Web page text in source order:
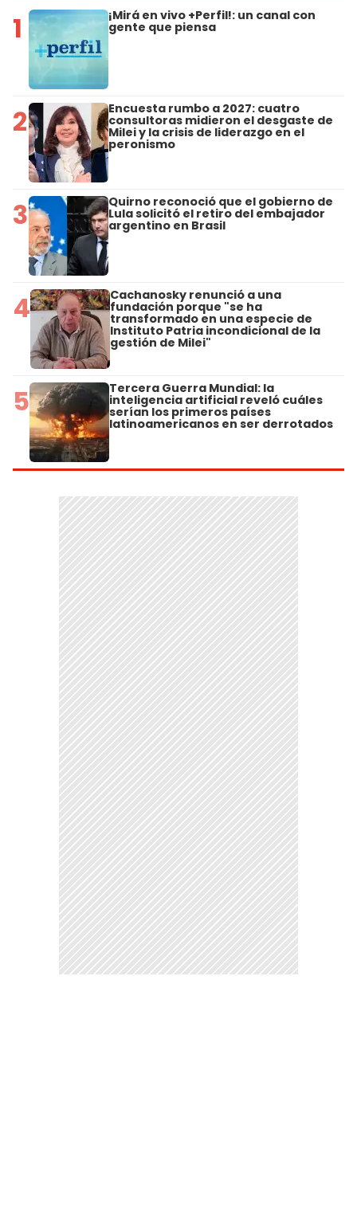
1 ¡Mirá en vivo +Perfil!: un canal con
gente que piensa
2 Encuesta rumbo a 2027: cuatro
consultoras midieron el desgaste de
Milei y la crisis de liderazgo en el
peronismo
3 Quirno reconoció que el gobierno de
Lula solicitó el retiro del embajador
argentino en Brasil
4 Cachanosky renunció a una
fundación porque "se ha
transformado en una especie de
Instituto Patria incondicional de la
gestión de Milei"
5 Tercera Guerra Mundial: la
inteligencia artificial reveló cuáles
serían los primeros países
latinoamericanos en ser derrotados